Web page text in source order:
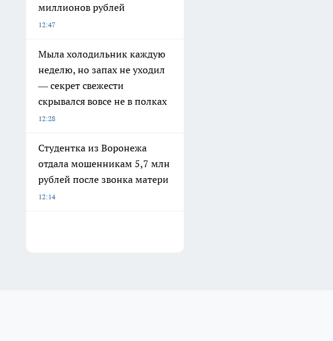
миллионов рублей
12:47
Мыла холодильник каждую
неделю, но запах не уходил
— секрет свежести
скрывался вовсе не в полках
12:28
Студентка из Воронежа
отдала мошенникам 5,7 млн
рублей после звонка матери
12:14